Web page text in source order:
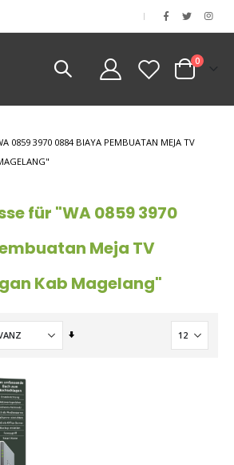
|
Cart
0Artikel
0859 3970 0884 BIAYA PEMBUATAN MEJA TV
für "WA 0859 3970
Meja TV
Kab Magelang"
Aufsteigend